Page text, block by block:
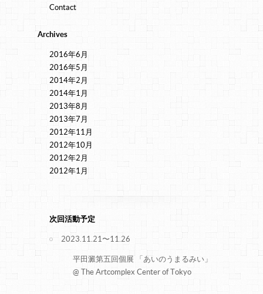
Contact
Archives
2016年6月
2016年5月
2014年2月
2014年1月
2013年8月
2013年7月
2012年11月
2012年10月
2012年2月
2012年1月
次回活動予定
2023.11.21〜11.26
平田澱第五回個展 「あいのうまるみい」
@ The Artcomplex Center of Tokyo